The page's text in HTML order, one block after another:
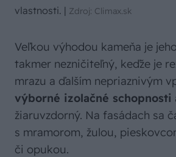
vlastnosti. | Zdroj: Climax.sk
Veľkou výhodou kameňa je
takmer nezničiteľný, keďže je
mrazu a ďalším nepriaznivým
výborné izolačné schopnosti
žiaruvzdorný. Na fasádach sa
s mramorom, žulou,
či opukou.